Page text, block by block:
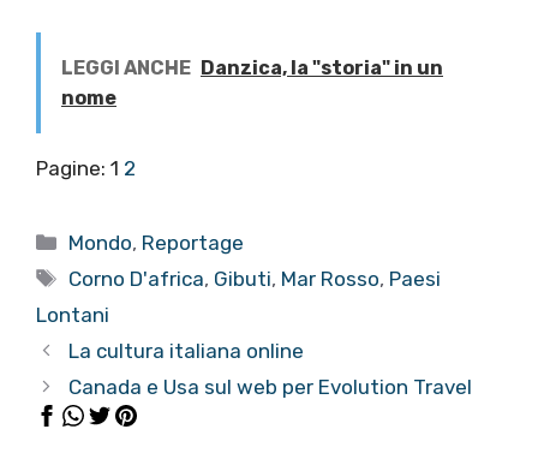
LEGGI ANCHE Danzica, la "storia" in un
nome
Pagine: 1 2
Categorie
Mondo, Reportage
Tag
Corno D'africa, Gibuti, Mar Rosso, Paesi
Lontani
La cultura italiana online
Canada e Usa sul web per Evolution Travel